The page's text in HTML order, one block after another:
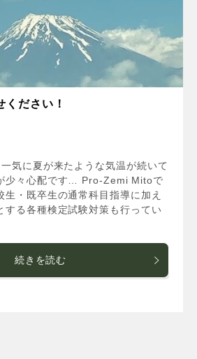
ください！
気に夏が来たような気温が続いて
少々心配です… Pro-Zemi Mitoで
生・既卒生の通常科目指導に加え
する各種検定試験対策も行ってい
続きを読む